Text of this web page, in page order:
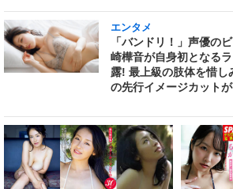
エンタメ
「バンドリ！」声優の
崎樺音が自身初となる
露! 最上級の肢体を惜
の先行イメージカット